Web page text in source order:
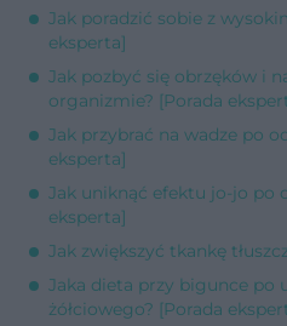
Jak poradzić sobie z
eksperta]
Jak pozbyć się obrzęków i
organizmie? [Porada
Jak przybrać na wadze po
eksperta]
Jak uniknąć efektu jo-jo po
eksperta]
Jak zwiększyć tkankę
Jaka dieta przy bigunce po
żółciowego? [Porada